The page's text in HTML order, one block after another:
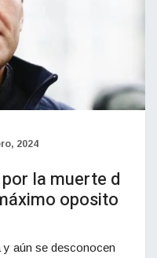
2024
la muerte d
oposito
y aún se desconocen